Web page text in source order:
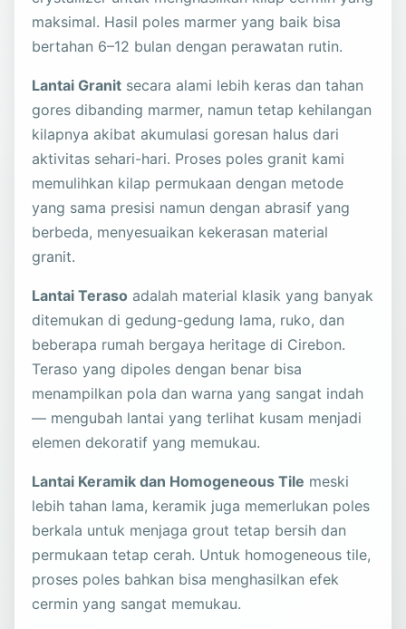
maksimal. Hasil poles marmer yang baik bisa
bertahan 6–12 bulan dengan perawatan rutin.
Lantai Granit secara alami lebih keras dan tahan
gores dibanding marmer, namun tetap kehilangan
kilapnya akibat akumulasi goresan halus dari
aktivitas sehari-hari. Proses poles granit kami
memulihkan kilap permukaan dengan metode
yang sama presisi namun dengan abrasif yang
berbeda, menyesuaikan kekerasan material
granit.
Lantai Teraso adalah material klasik yang banyak
ditemukan di gedung-gedung lama, ruko, dan
beberapa rumah bergaya heritage di Cirebon.
Teraso yang dipoles dengan benar bisa
menampilkan pola dan warna yang sangat indah
— mengubah lantai yang terlihat kusam menjadi
elemen dekoratif yang memukau.
Lantai Keramik dan Homogeneous Tile meski
lebih tahan lama, keramik juga memerlukan poles
berkala untuk menjaga grout tetap bersih dan
permukaan tetap cerah. Untuk homogeneous tile,
proses poles bahkan bisa menghasilkan efek
cermin yang sangat memukau.